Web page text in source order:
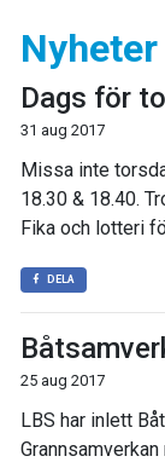
Nyheter
Dags för
31 aug 2017
Missa inte
18.30 & 18.40.
Fika och lotteri
DELA
25 aug 2017
LBS har inlett